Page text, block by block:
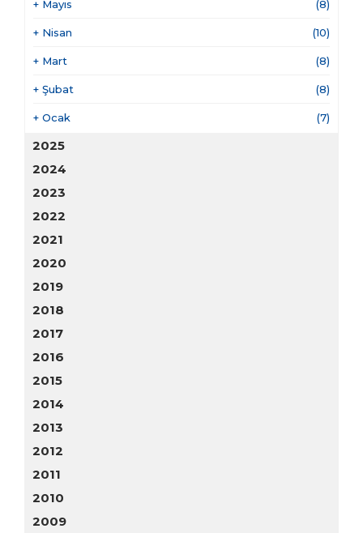
+ Mayıs (8)
+ Nisan (10)
+ Mart (8)
+ Şubat (8)
+ Ocak (7)
2025
2024
2023
2022
2021
2020
2019
2018
2017
2016
2015
2014
2013
2012
2011
2010
2009